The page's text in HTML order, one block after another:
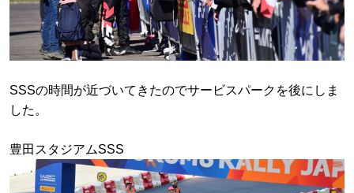
SSSの時間が近づいてきたのでサービスパークを後にしま
した。
豊田スタジアムSSS